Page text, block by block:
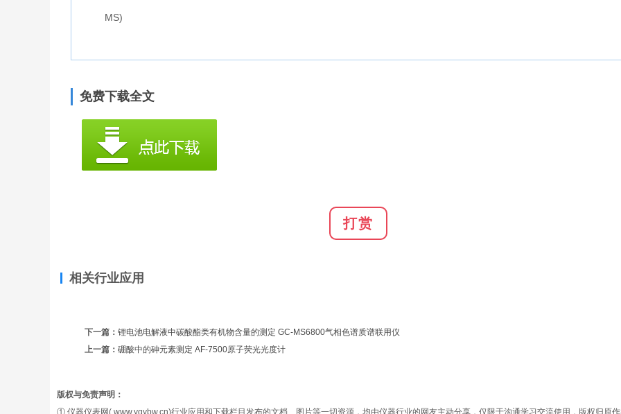
MS)
免费下载全文
打赏
相关行业应用
下一篇： 锂电池电解液中碳酸酯类有机物含量的测定 GC-MS6800气相色谱质谱联用仪
上一篇： 硼酸中的砷元素测定 AF-7500原子荧光光度计
版权与免责声明：
① 仪器仪表网( www.yqybw.cn)行业应用和下载栏目发布的文档、图片等一切资源，均由仪器行业的网友主动分享，仅限于沟通学习交流使用，版权归原